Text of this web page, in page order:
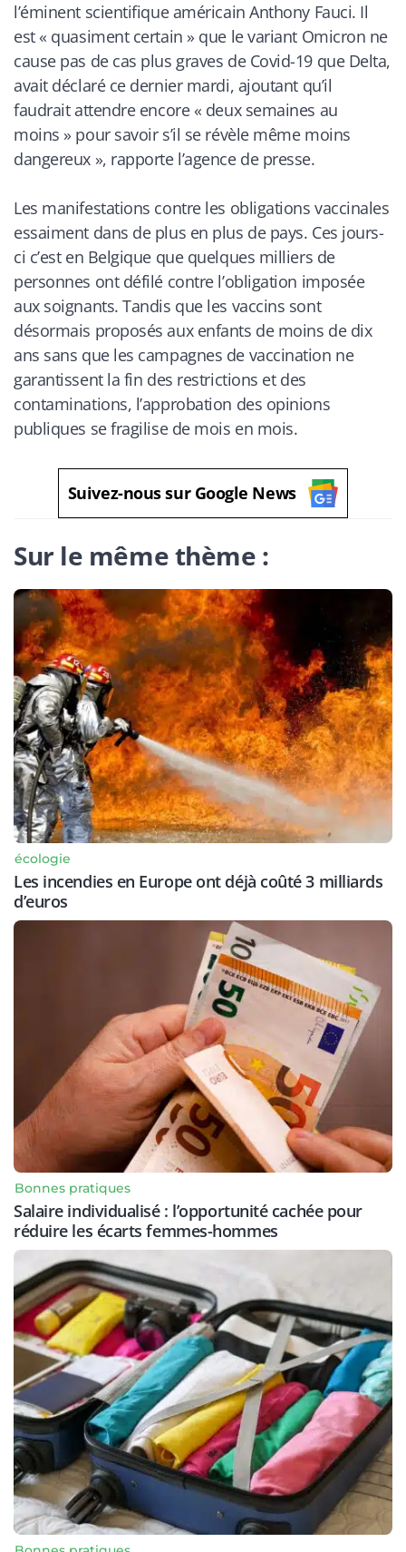
l’éminent scientifique américain Anthony Fauci. Il
est « quasiment certain » que le variant Omicron ne
cause pas de cas plus graves de Covid-19 que Delta,
avait déclaré ce dernier mardi, ajoutant qu’il
faudrait attendre encore « deux semaines au
moins » pour savoir s’il se révèle même moins
dangereux», rapporte l’agence de presse.
Les manifestations contre les obligations vaccinales
essaiment dans de plus en plus de pays. Ces jours-
ci c’est en Belgique que quelques milliers de
personnes ont défilé contre l’obligation imposée
aux soignants. Tandis que les vaccins sont
désormais proposés aux enfants de moins de dix
ans sans que les campagnes de vaccination ne
garantissent la fin des restrictions et des
contaminations, l’approbation des opinions
publiques se fragilise de mois en mois.
Suivez-nous sur Google News
Sur le même thème :
écologie
Les incendies en Europe ont déjà coûté 3 milliards
d’euros
Bonnes pratiques
Salaire individualisé : l’opportunité cachée pour
réduire les écarts femmes-hommes